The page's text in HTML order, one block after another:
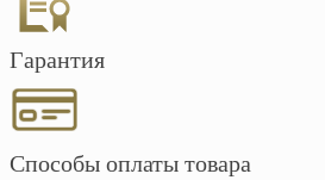
Гарантия
Способы оплаты товара